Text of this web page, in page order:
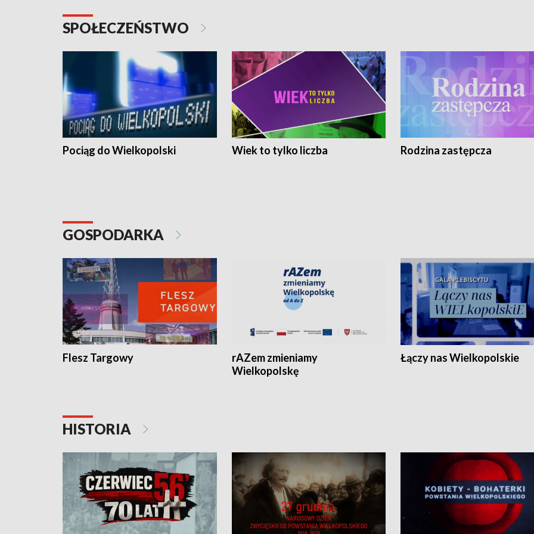
SPOŁECZEŃSTWO
Pociąg do Wielkopolski Wiek to tylko liczba Rodzina zastępcza
GOSPODARKA
Flesz Targowy
rAZem zmieniamy
Wielkopolskę
Łączy nas Wielkopolskie
HISTORIA